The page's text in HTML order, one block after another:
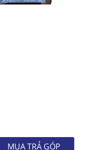
MUA TRẢ GÓP